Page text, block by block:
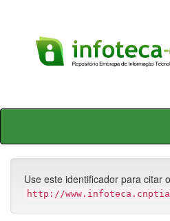
Skip
Use este identificador para citar
http://